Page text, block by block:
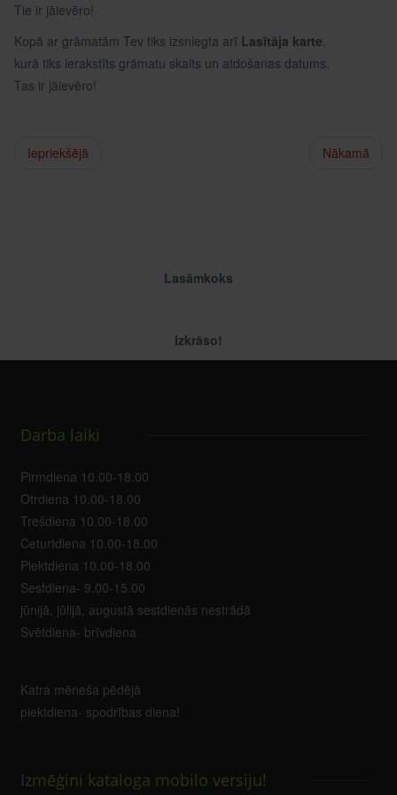
Tie ir jāievēro!
Kopā ar grāmatām Tev tiks izsniegta arī Lasītāja karte,
kurā tiks ierakstīts grāmatu skaits un atdošanas datums.
Tas ir jāievēro!
Iepriekšējā Nākamā
Lasāmkoks
Izkrāso!
Darba laiki
Pirmdiena 10.00-18.00
Otrdiena 10.00-18.00
Trešdiena 10.00-18.00
Ceturtdiena 10.00-18.00
Piektdiena 10.00-18.00
Sestdiena- 9.00-15.00
jūnijā, jūlijā, augustā sestdienās nestrādā
Svētdiena- brīvdiena
Katra mēneša pēdējā
piektdiena- spodrības diena!
Izmēģini kataloga mobilo versiju!